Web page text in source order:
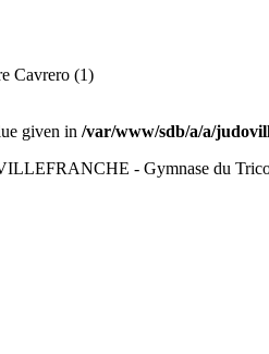
Cavrero (1)
given in /var/www/sdb/a/a/
- Gymnase du